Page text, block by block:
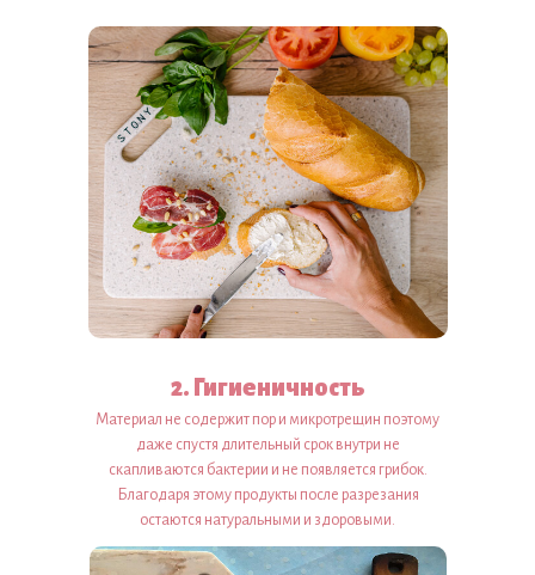
2. Гигиеничность
Материал не содержит пор и микротрещин поэтому
даже спустя длительный срок внутри не
скапливаются бактерии и не появляется грибок.
Благодаря этому продукты после разрезания
остаются натуральными и здоровыми.